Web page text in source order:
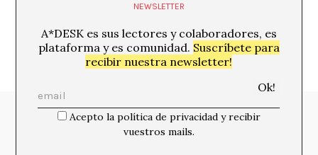
Media Partners:
NEWSLETTER
A*DESK es sus lectores y colaboradores, es
plataforma y es comunidad. Suscríbete para
recibir nuestra newsletter!
Acepto la política de privacidad y recibir
vuestros mails.